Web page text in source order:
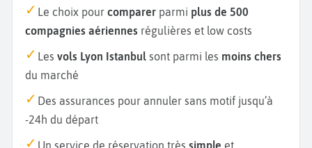
Le choix pour comparer parmi plus de 500
compagnies aériennes régulières et low costs
Les vols Lyon Istanbul sont parmi les moins chers
du marché
Des assurances pour annuler sans motif jusqu’à
-24h du départ
Un service de réservation très simple et